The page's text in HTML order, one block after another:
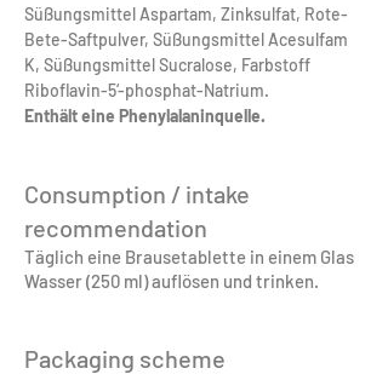
Süßungsmittel Aspartam, Zinksulfat, Rote-
Bete-Saftpulver, Süßungsmittel Acesulfam
K, Süßungsmittel Sucralose, Farbstoff
Riboflavin-5‘-phosphat-Natrium.
Enthält eine Phenylalaninquelle.
Consumption / intake
recommendation
Täglich eine Brausetablette in einem Glas
Wasser (250 ml) auflösen und trinken.
Packaging scheme